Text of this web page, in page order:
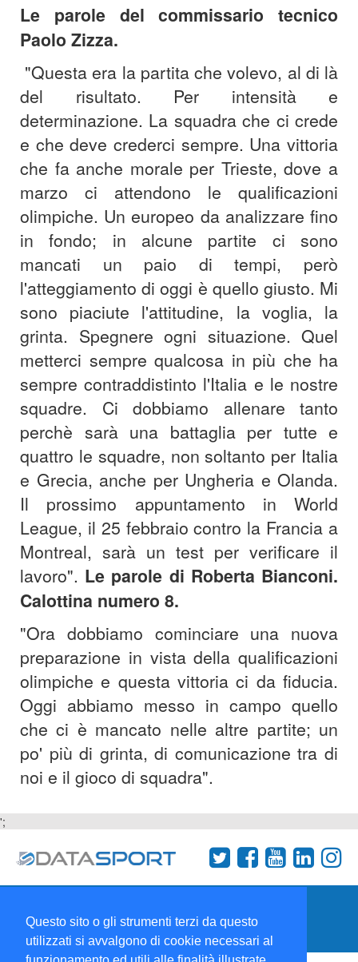
Questo sito o gli strumenti terzi da questo
utilizzati si avvalgono di cookie necessari al
Le parole del commissario tecnico
Paolo Zizza.
"Questa era la partita che volevo, al di là
del risultato. Per intensità e
determinazione. La squadra che ci crede
e che deve crederci sempre. Una vittoria
che fa anche morale per Trieste, dove a
marzo ci attendono le qualificazioni
olimpiche. Un europeo da analizzare fino
in fondo; in alcune partite ci sono
mancati un paio di tempi, però
l'atteggiamento di oggi è quello giusto. Mi
sono piaciute l'attitudine, la voglia, la
grinta. Spegnere ogni situazione. Quel
metterci sempre qualcosa in più che ha
sempre contraddistinto l'Italia e le nostre
squadre. Ci dobbiamo allenare tanto
perchè sarà una battaglia per tutte e
quattro le squadre, non soltanto per Italia
e Grecia, anche per Ungheria e Olanda.
Il prossimo appuntamento in World
League, il 25 febbraio contro la Francia a
Montreal, sarà un test per verificare il
lavoro". Le parole di Roberta Bianconi.
Calottina numero 8.
"Ora dobbiamo cominciare una nuova
preparazione in vista della qualificazioni
olimpiche e questa vittoria ci da fiducia.
Oggi abbiamo messo in campo quello
che ci è mancato nelle altre partite; un
po' più di grinta, di comunicazione tra di
noi e il gioco di squadra".
';
Collabora con noi